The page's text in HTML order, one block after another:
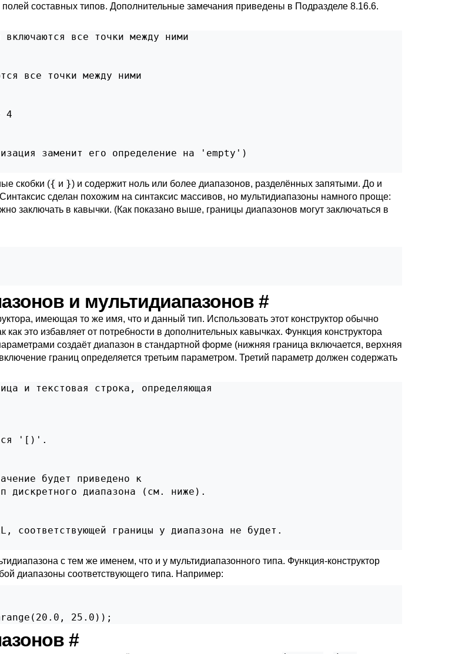
составных типов. Дополнительные замечания приведены в Подразделе 8.16.6.
все точки между ними
все точки между ними
4
заменит его определение на 'empty')
скобки ({ и }) и содержит ноль или более диапазонов, разделённых запятыми. До и
сделан похожим на синтаксис массивов, но мультидиапазоны намного проще:
заключать в кавычки. (Как показано выше, границы диапазонов могут заключаться в
и мультидиапазонов #
имеющая то же имя, что и данный тип. Использовать этот конструктор обычно
это избавляет от потребности в дополнительных кавычках. Функция конструктора
создаёт диапазон в стандартной форме (нижняя граница включается, верхняя
границ определяется третьим параметром. Третий параметр должен содержать
и текстовая строка, определяющая
'[)'.
будет приведено к
диапазона (см. ниже).
соответствующей границы у диапазона не будет.
с тем же именем, что и у мультидиапазонного типа. Функция-конструктор
диапазоны соответствующего типа. Например:
25.0));
#